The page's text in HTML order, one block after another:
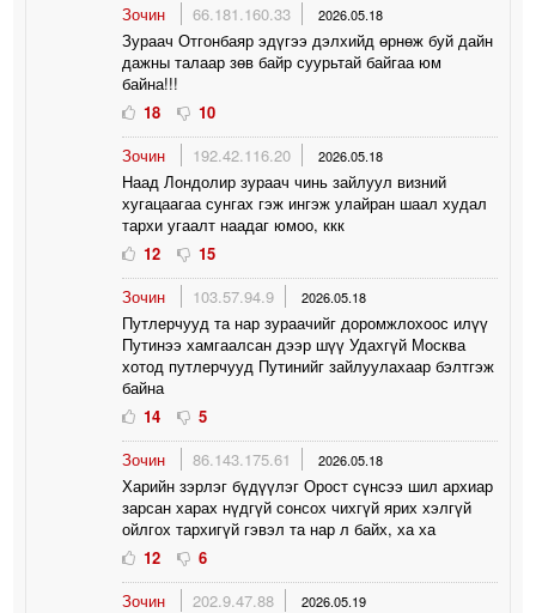
Зочин
66.181.160.33 2026.05.18
Зураач Отгонбаяр эдүгээ дэлхийд өрнөж буй дайн
дажны талаар зөв байр суурьтай байгаа юм
байна!!!
18
10
Зочин
192.42.116.20 2026.05.18
Наад Лондолир зураач чинь зайлуул визний
хугацаагаа сунгах гэж ингэж улайран шаал худал
тархи угаалт наадаг юмоо, ккк
12
15
Зочин
103.57.94.9 2026.05.18
Путлерчууд та нар зураачийг доромжлохоос илүү
Путинээ хамгаалсан дээр шүү Удахгүй Москва
хотод путлерчууд Путинийг зайлуулахаар бэлтгэж
байна
14
5
Зочин
86.143.175.61 2026.05.18
Харийн зэрлэг бүдүүлэг Орост сүнсээ шил архиар
зарсан харах нүдгүй сонсох чихгүй ярих хэлгүй
ойлгох тархигүй гэвэл та нар л байх, ха ха
12
6
Зочин
202.9.47.88 2026.05.19